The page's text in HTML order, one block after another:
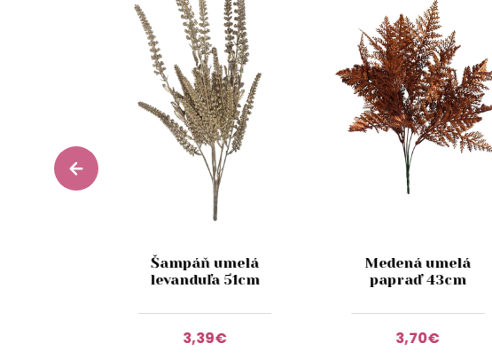
Šampáň umelá
levanduľa 51cm
3,39€
Medená umelá
papraď 43cm
3,70€